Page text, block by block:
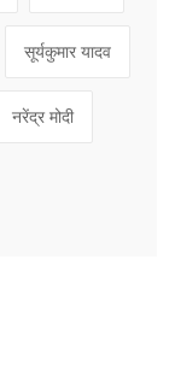
सूर्यकुमार यादव
नरेंद्र मोदी